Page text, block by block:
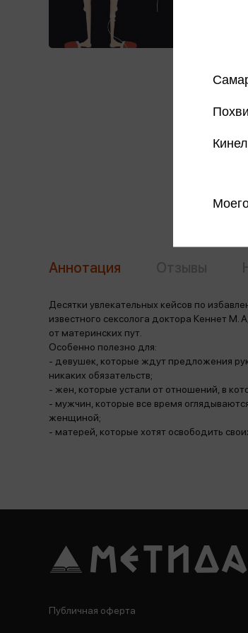
Аннотация
Десятки увлекательных кейсов по
известного сексолога доктора Кеннет
от материнских пут.
Особенно полезно для:
- девушек, которые ждут предложения
никаких обязательств;
- жен, которые устали от отношений, в
- мужчин, которые все время
женщиной;
- матерей, которые хотят освободить
Публичная оферта